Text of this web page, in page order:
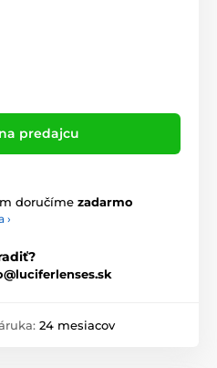
predajcu
doručíme zadarmo
›
24 mesiacov